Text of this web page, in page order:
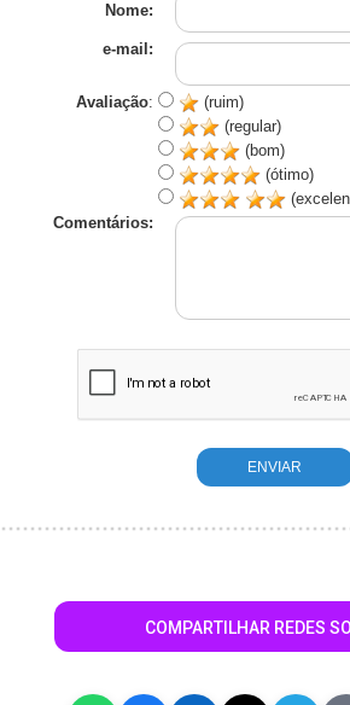
Nome:
e-mail:
Avaliação:
(ruim)
(regular)
(bom)
(ótimo)
Comentários:
COMPARTILHAR REDES